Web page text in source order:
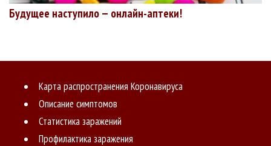
Будущее наступило — онлайн-аптеки!
Карта распространения Коронавируса
Описание симптомов
Статистика заражений
Профилактика заражения